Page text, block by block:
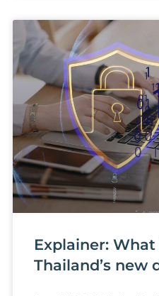
Explainer: What
Thailand’s new